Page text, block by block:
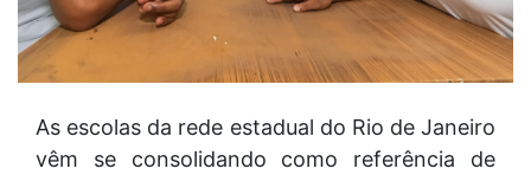
As escolas da rede estadual do Rio de Janeiro
vêm se consolidando como referência de